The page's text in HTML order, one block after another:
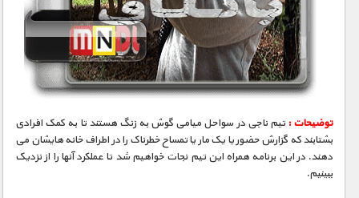
مسابقات / ورزشی
مستند های اختصاصی
توضیحات :تیم ناجی در سواحل میامی گوش به زنگ هستند تا به کمک افرادی
بشتابند که گزارش حضور یا یک مار یا تمساح خطرناک را در اطراف خانه هایشان می
دهند. در این برنامه همراه این تیم نجات خواهیم شد تا عملکرد آنها را از نزدیک
ببینیم.